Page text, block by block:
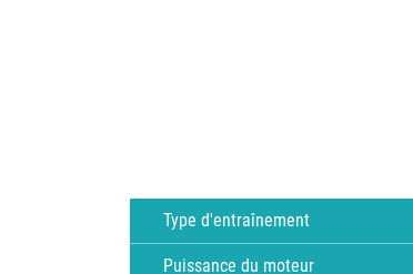
Type d'entraînement
Puissance du moteur